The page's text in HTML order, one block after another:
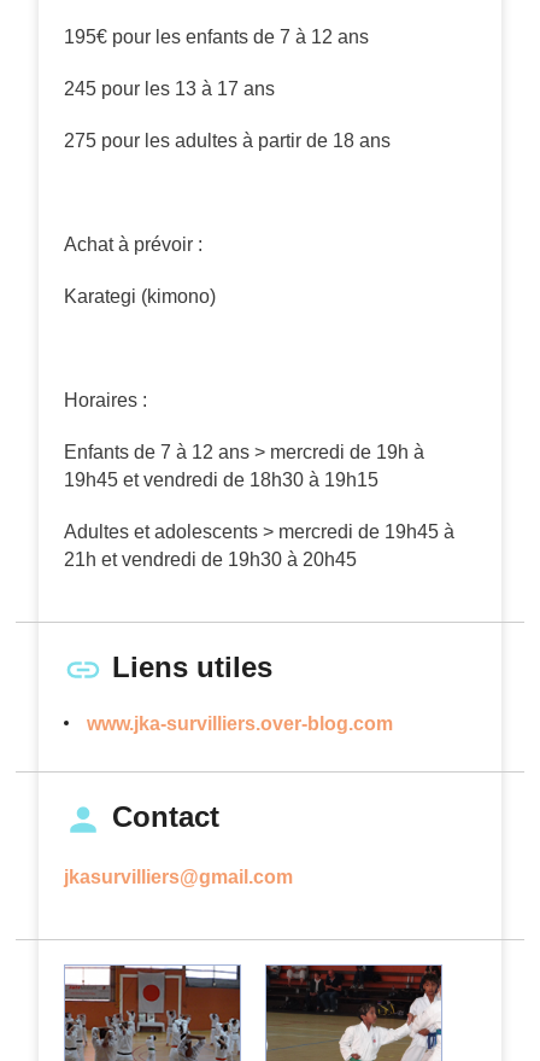
195€ pour les enfants de 7 à 12 ans
245 pour les 13 à 17 ans
275 pour les adultes à partir de 18 ans
Achat à prévoir :
Karategi (kimono)
Horaires :
Enfants de 7 à 12 ans > mercredi de 19h à
19h45 et vendredi de 18h30 à 19h15
Adultes et adolescents > mercredi de 19h45 à
21h et vendredi de 19h30 à 20h45
Liens utiles
www.jka-survilliers.over-blog.com
Contact
jkasurvilliers@gmail.com